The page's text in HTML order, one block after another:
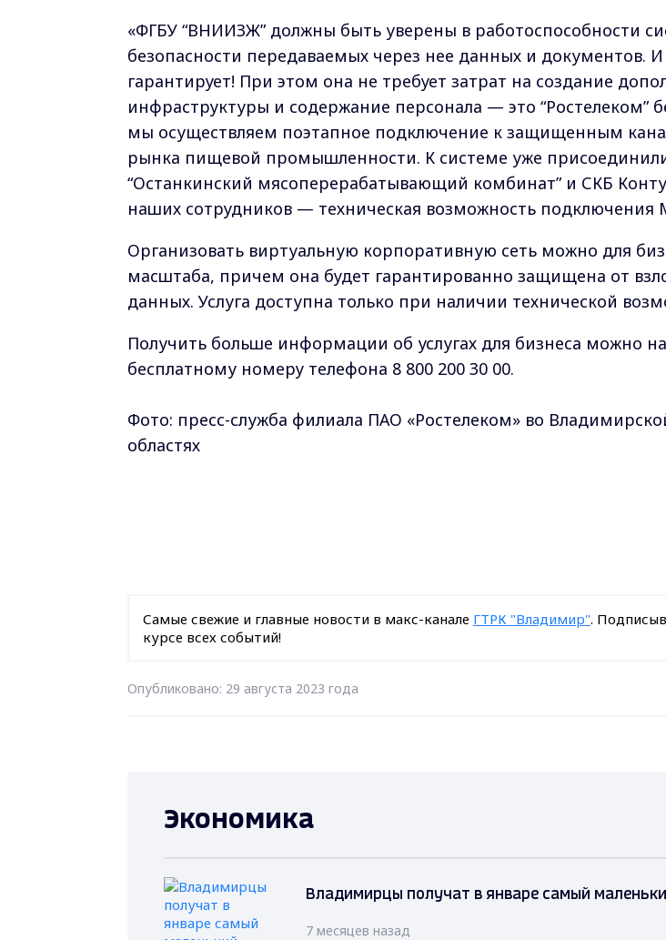
«ФГБУ “ВНИИЗЖ” должны быть уверены в работоспособности
безопасности передаваемых через нее данных и документов.
гарантирует! При этом она не требует затрат на создание
инфраструктуры и содержание персонала — это “Ростелеком”
мы осуществляем поэтапное подключение к защищенным
рынка пищевой промышленности. К системе уже
“Останкинский мясоперерабатывающий комбинат” и СКБ
наших сотрудников — техническая возможность подключения
Организовать виртуальную корпоративную сеть можно для
масштаба, причем она будет гарантированно защищена от
данных. Услуга доступна только при наличии технической
Получить больше информации об услугах для бизнеса можно на
бесплатному номеру телефона 8 800 200 30 00.
Фото: пресс-служба филиала ПАО «Ростелеком» во
областях
Самые свежие и главные новости в макс-канале ГТРК "Владимир".
курсе всех событий!
Опубликовано: 29 августа 2023 года
Экономика
Владимирцы получат в январе самый
7 месяцев назад